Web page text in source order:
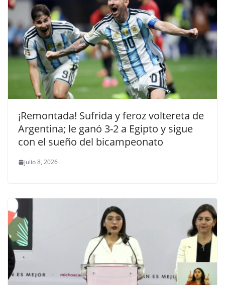
¡Remontada! Sufrida y feroz voltereta de
Argentina; le ganó 3-2 a Egipto y sigue
con el sueño del bicampeonato
julio 8, 2026